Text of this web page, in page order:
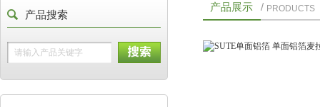
产品搜索
产品展示 / PRODUCTS